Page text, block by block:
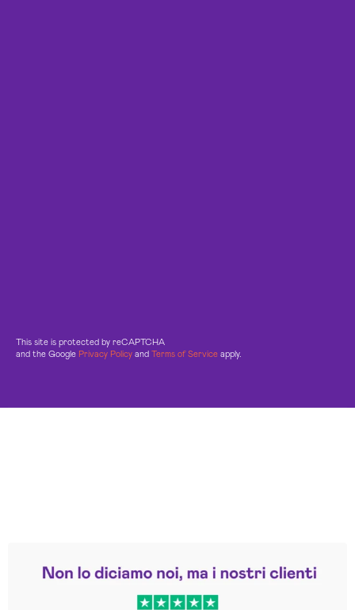
This site is protected by reCAPTCHA
and the Google Privacy Policy and Terms of Service apply.
Trustpilot